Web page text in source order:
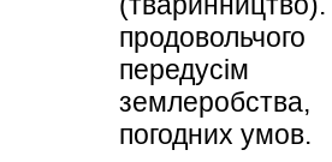
передусім
погодних умов.